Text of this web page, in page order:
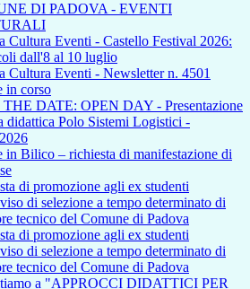
DI PADOVA - EVENTI
Cultura Eventi - Castello Festival 2026:
dall'8 al 10 luglio
Cultura Eventi - Newsletter n. 4501
in corso
THE DATE: OPEN DAY - Presentazione
didattica Polo Sistemi Logistici -
in Bilico – richiesta di manifestazione di
di promozione agli ex studenti
di selezione a tempo determinato di
tecnico del Comune di Padova
di promozione agli ex studenti
di selezione a tempo determinato di
tecnico del Comune di Padova
a "APPROCCI DIDATTICI PER